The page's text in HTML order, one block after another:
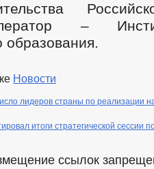
–
образования.
Новости
лидеров страны по реализации
итоги стратегической сессии
ссылок